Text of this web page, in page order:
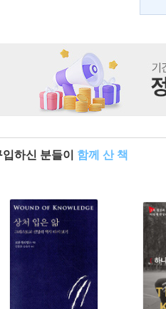
하신 분들이 함께 산 책